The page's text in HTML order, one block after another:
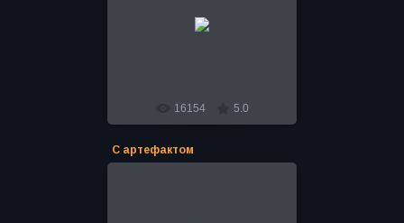
Полякова "Тайны Сибири 2011-14"
был найден древний артефакт.
16154 5.0
C артефактом